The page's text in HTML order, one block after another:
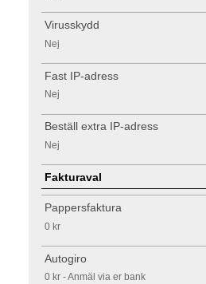
Virusskydd
Nej
Fast IP-adress
Nej
Beställ extra IP-adress
Nej
Fakturaval
Pappersfaktura
0 kr
Autogiro
0 kr - Anmäl via er bank